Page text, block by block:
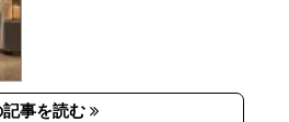
記事を読む